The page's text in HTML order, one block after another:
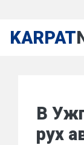
KARPAT
В
рух